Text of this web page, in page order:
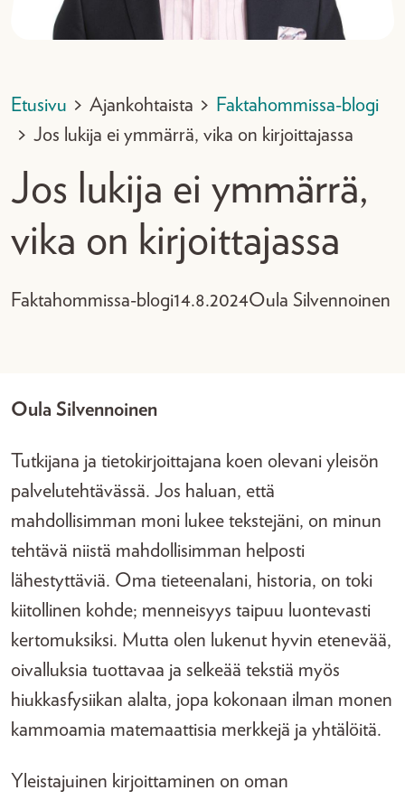
Etusivu > Ajankohtaista > Faktahommissa-blogi
> Jos lukija ei ymmärrä, vika on kirjoittajassa
Jos lukija ei ymmärrä,
vika on kirjoittajassa
Faktahommissa-blogi14.8.2024Oula Silvennoinen
Oula Silvennoinen
Tutkijana ja tietokirjoittajana koen olevani yleisön
palvelutehtävässä. Jos haluan, että
mahdollisimman moni lukee tekstejäni, on minun
tehtävä niistä mahdollisimman helposti
lähestyttäviä. Oma tieteenalani, historia, on toki
kiitollinen kohde; menneisyys taipuu luontevasti
kertomuksiksi. Mutta olen lukenut hyvin etenevää,
oivalluksia tuottavaa ja selkeää tekstiä myös
hiukkasfysiikan alalta, jopa kokonaan ilman monen
kammoamia matemaattisia merkkejä ja yhtälöitä.
Yleistajuinen kirjoittaminen on oman